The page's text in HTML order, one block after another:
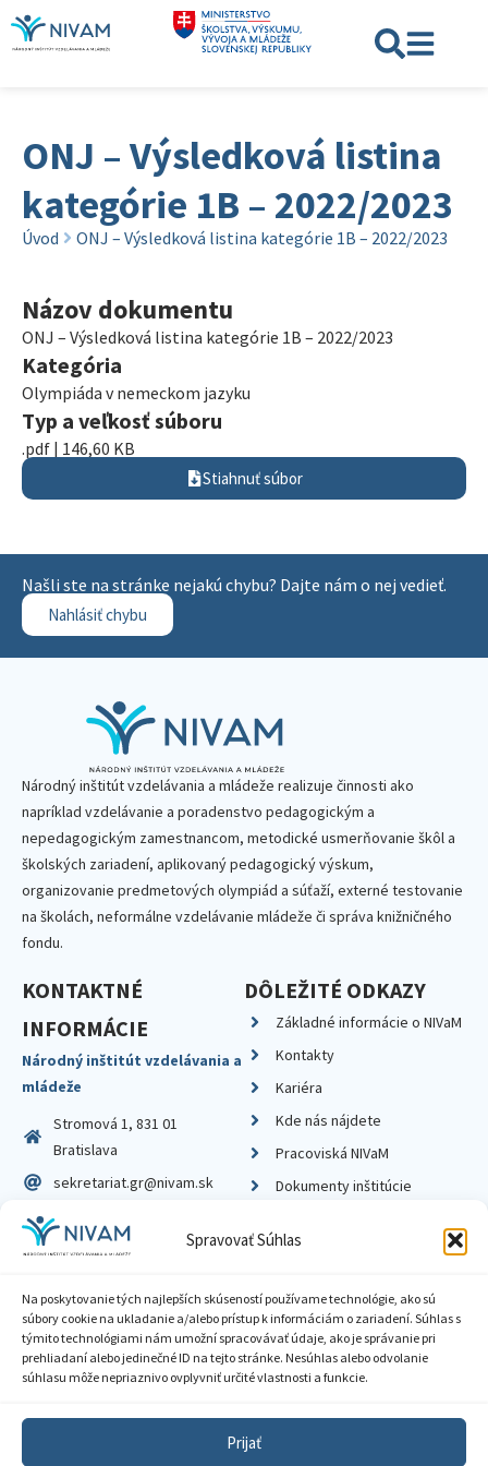
Spravovať Súhlas
Na poskytovanie tých najlepších skúseností používame technológie, ako sú
súbory cookie na ukladanie a/alebo prístup k informáciám o zariadení. Súhlas s
týmito technológiami nám umožní spracovávať údaje, ako je správanie pri
prehliadaní alebo jedinečné ID na tejto stránke. Nesúhlas alebo odvolanie
súhlasu môže nepriaznivo ovplyvniť určité vlastnosti a funkcie.
Prijať
ONJ – Výsledková listina
kategórie 1B – 2022/2023
Úvod ONJ – Výsledková listina kategórie 1B – 2022/2023
Názov dokumentu
ONJ – Výsledková listina kategórie 1B – 2022/2023
Kategória
Olympiáda v nemeckom jazyku
Typ a veľkosť súboru
.pdf | 146,60 KB
Stiahnuť súbor
Našli ste na stránke nejakú chybu? Dajte nám o nej vedieť.
Nahlásiť chybu
Národný inštitút vzdelávania a mládeže realizuje činnosti ako
napríklad vzdelávanie a poradenstvo pedagogickým a
nepedagogickým zamestnancom, metodické usmerňovanie škôl a
školských zariadení, aplikovaný pedagogický výskum,
organizovanie predmetových olympiád a súťaží, externé testovanie
na školách, neformálne vzdelávanie mládeže či správa knižničného
fondu.
KONTAKTNÉ
INFORMÁCIE
Národný inštitút vzdelávania a
mládeže
Stromová 1, 831 01
Bratislava
sekretariat.gr@nivam.sk
IČO: 00164348
DIČ: 2020798714
DÔLEŽITÉ ODKAZY
Základné informácie o NIVaM
Kontakty
Kariéra
Kde nás nájdete
Pracoviská NIVaM
Dokumenty inštitúcie
Zásady ochrany súkromia
Sprístupnenie informácií